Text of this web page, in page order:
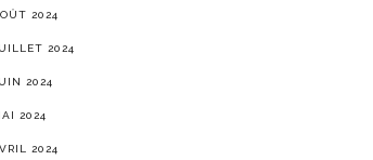
2024
2024
2024
2024
2024